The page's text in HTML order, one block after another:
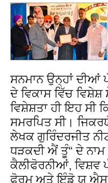
ਸਨਮਾਨ ਉਨ੍ਹਾਂ ਦੀਆਂ
ਦੇ ਵਿਕਾਸ ਵਿੱਚ
ਵਿਸ਼ੇਸ਼ਤਾ ਹੀ ਇਹ ਸੀ
ਸਮਰਪਿਤ ਸੀ।
ਲੇਖਕ ਗੁਰਿੰਦਰਜੀਤ
ਧੜਕਦੀ ਐਂ ਤੂੰ“ ਦੇ
ਕੈਲੀਫੋਰਨੀਆਂ, ਵਿਸ਼ਵ
ਫੋਰਮ ਅਤੇ ਇੰਡੋ ਯੂ ਐਸ